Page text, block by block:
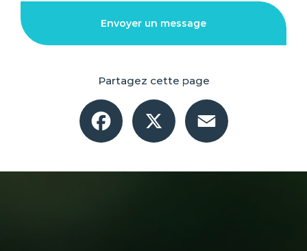
Envoyer un message
Partagez cette page
Facebook